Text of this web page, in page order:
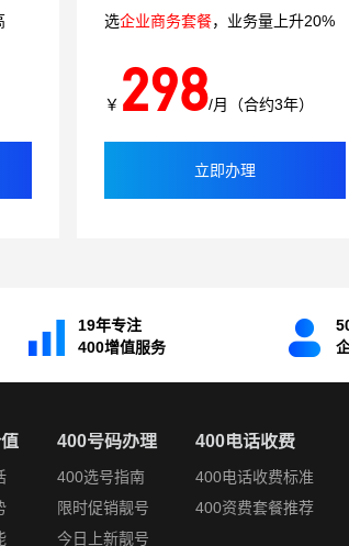
选企业商务套餐，业务量上升20%
￥ 298/月（合约3年）
立即办理
19年专注
400增值服务
400号码办理
400选号指南
限时促销靓号
今日上新靓号
400电话收费
400电话收费标准
400资费套餐推荐